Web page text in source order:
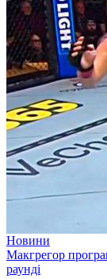
Новини
Макгрегор
раунді